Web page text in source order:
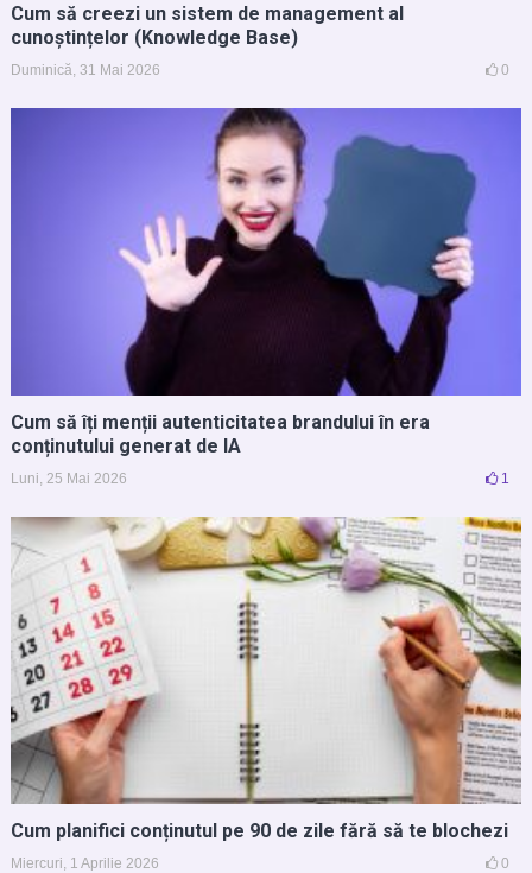
Cum să creezi un sistem de management al
cunoștințelor (Knowledge Base)
Duminică, 31 Mai 2026 0
Cum să îți menții autenticitatea brandului în era
conținutului generat de IA
Luni, 25 Mai 2026 1
Cum planifici conținutul pe 90 de zile fără să te blochezi
Miercuri, 1 Aprilie 2026 0